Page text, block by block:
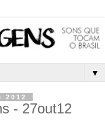
▼
2012
- 27out12